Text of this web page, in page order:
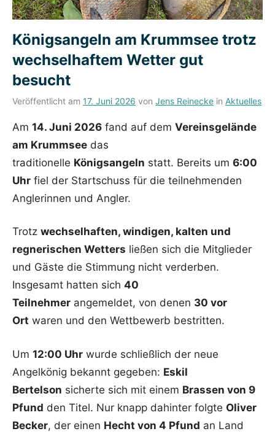
Königsangeln am Krummsee trotz
wechselhaftem Wetter gut
besucht
Veröffentlicht am 17. Juni 2026 von Jens Reinecke in Aktuelles
Am 14. Juni 2026 fand auf dem Vereinsgelände
am Krummsee das
traditionelle Königsangeln statt. Bereits um 6:00
Uhr fiel der Startschuss für die teilnehmenden
Anglerinnen und Angler.
Trotz wechselhaften, windigen, kalten und
regnerischen Wetters ließen sich die Mitglieder
und Gäste die Stimmung nicht verderben.
Insgesamt hatten sich 40
Teilnehmer angemeldet, von denen 30 vor
Ort waren und den Wettbewerb bestritten.
Um 12:00 Uhr wurde schließlich der neue
Angelkönig bekannt gegeben: Eskil
Bertelson sicherte sich mit einem Brassen von 9
Pfund den Titel. Nur knapp dahinter folgte Oliver
Becker, der einen Hecht von 4 Pfund an Land